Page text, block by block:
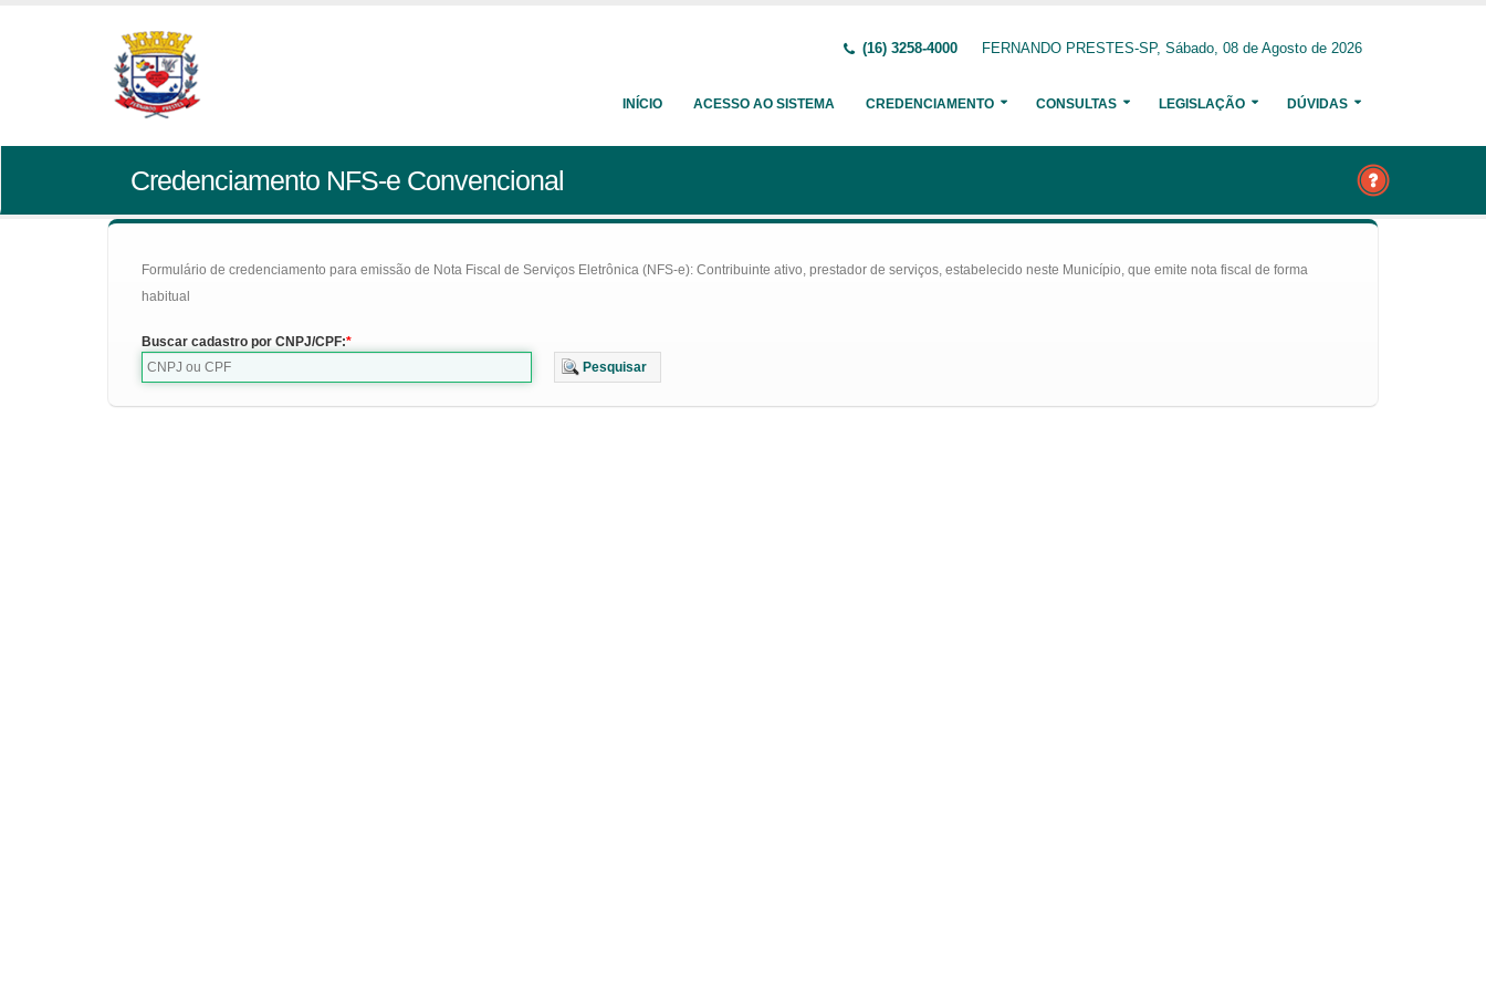
(16) 3258-4000 FERNANDO PRESTES-SP, Sábado, 08 de Agosto de 2026
INÍCIO ACESSO AO SISTEMA CREDENCIAMENTO CONSULTAS LEGISLAÇÃO DÚVIDAS
Credenciamento NFS-e Convencional
Formulário de credenciamento para emissão de Nota Fiscal de Serviços Eletrônica (NFS-e): Contribuinte ativo, prestador de serviços, estabelecido neste Município, que emite nota fiscal de forma
habitual
Buscar cadastro por CNPJ/CPF:
Pesquisar